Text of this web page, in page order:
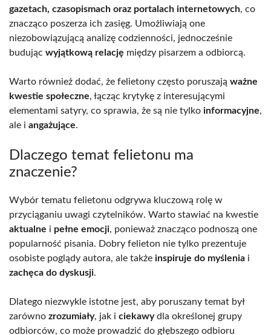
gazetach, czasopismach oraz portalach internetowych, co
znacząco poszerza ich zasięg. Umożliwiają one
niezobowiązującą analizę codzienności, jednocześnie
budując wyjątkową relację między pisarzem a odbiorcą.
Warto również dodać, że felietony często poruszają ważne
kwestie społeczne, łącząc krytykę z interesującymi
elementami satyry, co sprawia, że są nie tylko informacyjne,
ale i angażujące.
Dlaczego temat felietonu ma
znaczenie?
Wybór tematu felietonu odgrywa kluczową rolę w
przyciąganiu uwagi czytelników. Warto stawiać na kwestie
aktualne i pełne emocji, ponieważ znacząco podnoszą one
popularność pisania. Dobry felieton nie tylko prezentuje
osobiste poglądy autora, ale także inspiruje do myślenia i
zachęca do dyskusji.
Dlatego niezwykle istotne jest, aby poruszany temat był
zarówno zrozumiały, jak i ciekawydla określonej grupy
odbiorców, co może prowadzić do głębszego odbioru